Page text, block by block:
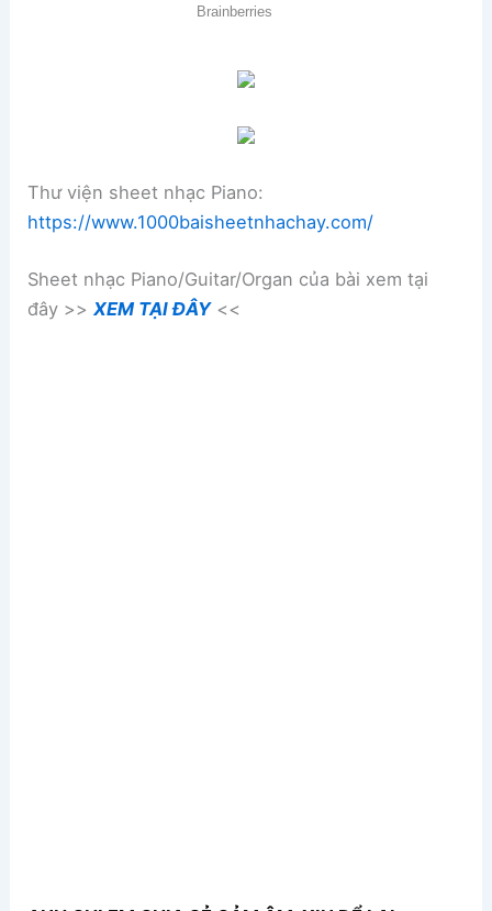
Thư viện sheet nhạc Piano:
https://www.1000baisheetnhachay.com/
Sheet nhạc Piano/Guitar/Organ của bài xem tại
đây >>XEM TẠI ĐÂY<<